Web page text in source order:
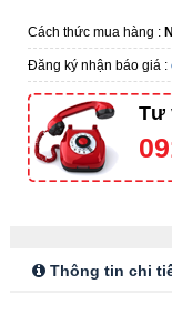
Cách thức mua hàng :
Đăng ký nhận báo giá :
Tư
Thông tin chi